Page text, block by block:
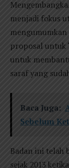
menjadi fokus
proposal untuk
untuk
saraf yang
Baca Juga:
Sebelum
Badan ini telah
sejak 2013